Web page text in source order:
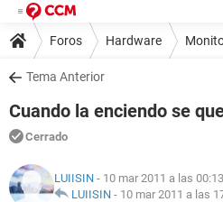
Foros Hardware
Tema Anterior
Cuando la enciendo se
Cerrado
LUIISIN - 10 mar 2011 a las 00:13
LUIISIN - 10 mar 2011 a las